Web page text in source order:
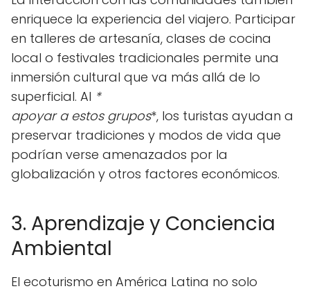
enriquece la experiencia del viajero. Participar
en talleres de artesanía, clases de cocina
local o festivales tradicionales permite una
inmersión cultural que va más allá de lo
superficial. Al *
apoyar a estos grupos*, los turistas ayudan a
preservar tradiciones y modos de vida que
podrían verse amenazados por la
globalización y otros factores económicos.
3. Aprendizaje y Conciencia
Ambiental
El ecoturismo en América Latina no solo